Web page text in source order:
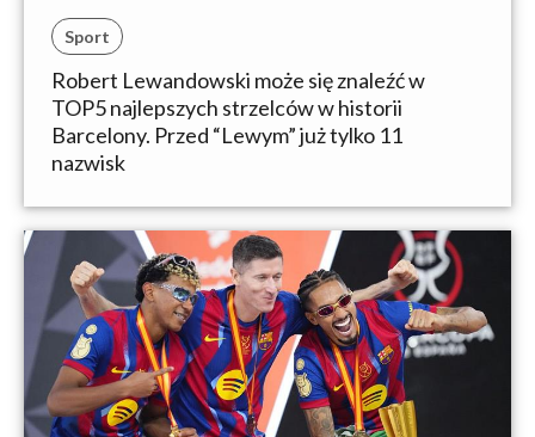
Sport
Robert Lewandowski może się znaleźć w
TOP5 najlepszych strzelców w historii
Barcelony. Przed “Lewym” już tylko 11
nazwisk